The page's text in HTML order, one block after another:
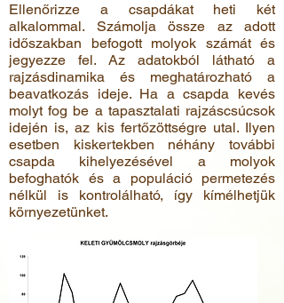
Ellenőrizze a csapdákat heti két
alkalommal. Számolja össze az adott
időszakban befogott molyok számát és
jegyezze fel. Az adatokból látható a
rajzásdinamika és meghatározható a
beavatkozás ideje. Ha a csapda kevés
molyt fog be a tapasztalati rajzáscsúcsok
idején is, az kis fertőzöttségre utal. Ilyen
esetben kiskertekben néhány további
csapda kihelyezésével a molyok
befoghatók és a populáció permetezés
nélkül is kontrolálható, így kímélhetjük
környezetünket.